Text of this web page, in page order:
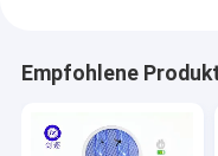
Empfohlene